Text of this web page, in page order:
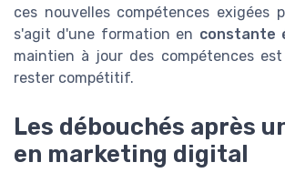
ces nouvelles compétences exigées
s'agit d'une formation en constante
maintien à jour des compétences
rester compétitif.
Les débouchés après
en marketing digital